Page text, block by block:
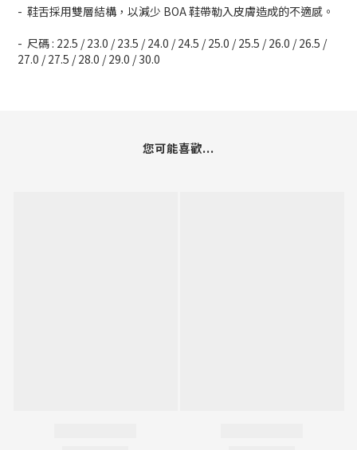
- 鞋舌採用雙層結構，以減少 BOA 鞋帶勒入皮膚造成的不適感。
- 尺碼 : 22.5 / 23.0 / 23.5 / 24.0 / 24.5 / 25.0 / 25.5 / 26.0 / 26.5 /
27.0 / 27.5 / 28.0 / 29.0 / 30.0
您可能喜歡...